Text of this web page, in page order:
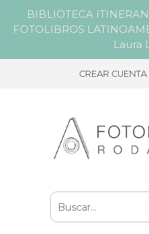
BIBLIOTECA
FOTOLIBROS
Laura
CREAR CUENTA